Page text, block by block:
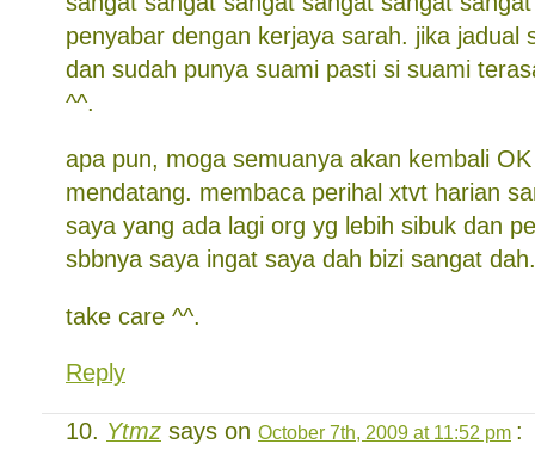
penyabar dengan kerjaya sarah. jika jadual
dan sudah punya suami pasti si suami
^^.
apa pun, moga semuanya akan kembali
mendatang. membaca perihal xtvt harian
saya yang ada lagi org yg lebih sibuk dan
sbbnya saya ingat saya dah bizi sangat
take care ^^.
Reply
Ytmz says on October 7th, 2009 at 11:52 pm :